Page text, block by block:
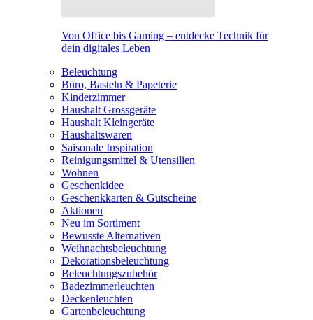
Von Office bis Gaming – entdecke Technik für
dein digitales Leben
Beleuchtung
Büro, Basteln & Papeterie
Kinderzimmer
Haushalt Grossgeräte
Haushalt Kleingeräte
Haushaltswaren
Saisonale Inspiration
Reinigungsmittel & Utensilien
Wohnen
Geschenkidee
Geschenkkarten & Gutscheine
Aktionen
Neu im Sortiment
Bewusste Alternativen
Weihnachtsbeleuchtung
Dekorationsbeleuchtung
Beleuchtungszubehör
Badezimmerleuchten
Deckenleuchten
Gartenbeleuchtung